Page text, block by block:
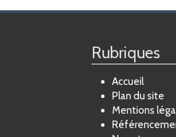
Rubriques
Accueil
Plan du site
Mentions